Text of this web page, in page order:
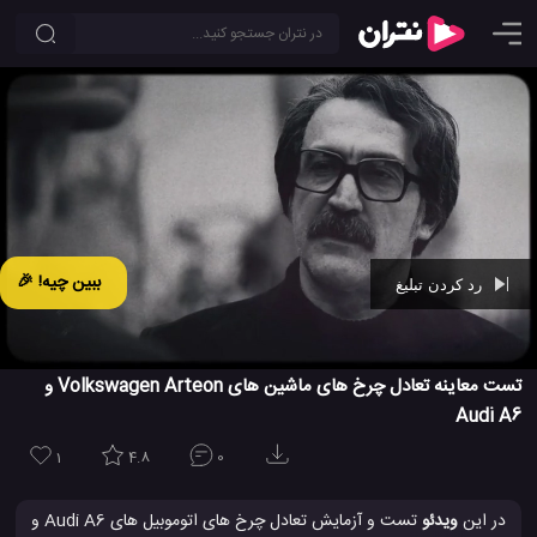
ببین چیه! 🎉
00:29
تست معاینه تعادل چرخ های ماشین های Volkswagen Arteon و
Audi A6
1 4.8 0
در اینویدئو
تست و آزمایش تعادل چرخ های اتوموبیل های Audi A6 و